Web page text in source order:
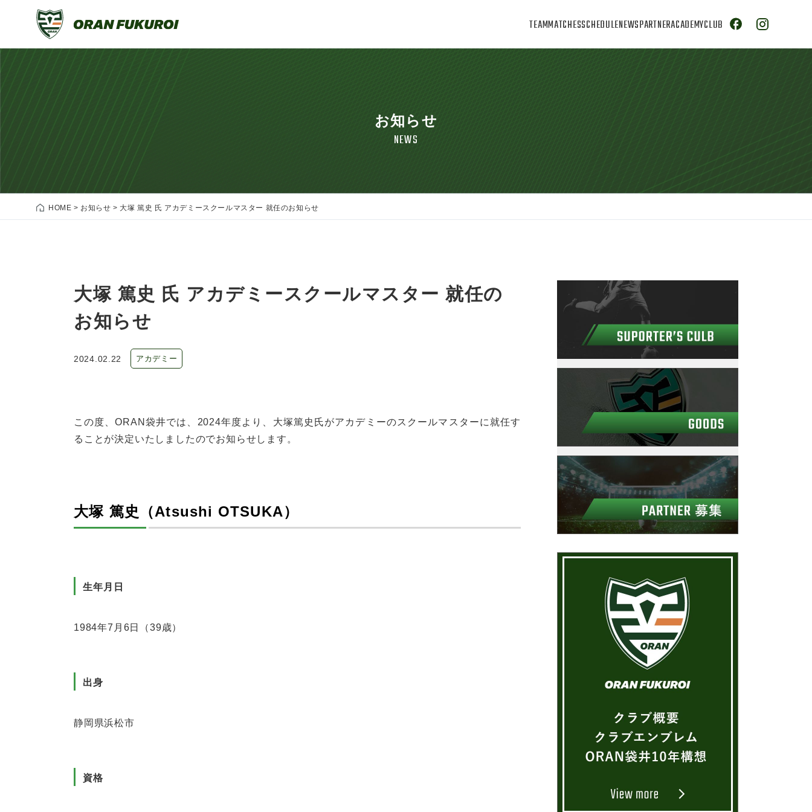
TEAMMATCHESSCHEDULENEWSPARTNERACADEMYCLUB
お知らせ
NEWS
HOME > お知らせ > 大塚 篤史 氏 アカデミースクールマスター 就任のお知らせ
大塚 篤史 氏 アカデミースクールマスター 就任の
お知らせ
2024.02.22 アカデミー
この度、ORAN袋井では、2024年度より、大塚篤史氏がアカデミーのスクールマスターに就任す
ることが決定いたしましたのでお知らせします。
大塚 篤史（Atsushi OTSUKA）
生年月日
1984年7月6日（39歳）
出身
静岡県浜松市
資格